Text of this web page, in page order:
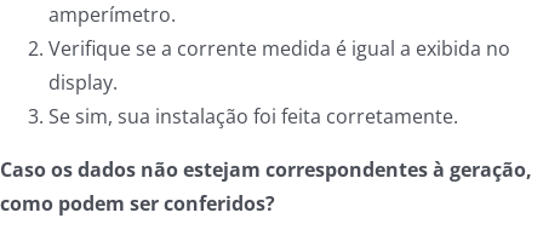
amperímetro.
Verifique se a corrente medida é igual a exibida no
display.
Se sim, sua instalação foi feita corretamente.
Caso os dados não estejam correspondentes à geração,
como podem ser conferidos?